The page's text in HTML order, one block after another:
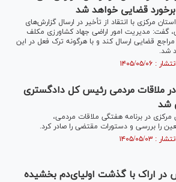
برخورد قضایی خواهد شد
مرکزی با انتقاد از تأخیر در ارسال گزارش‌های
گفت: مدیریت امور اراضی جهاد کشاورزی مکلف
قضایی ارسال کند و با هرگونه ترک فعل در این
شد.
در ملاقات مردمی رئیس کل دادگستری
شد
در برنامه هفتگی ملاقات مردمی،
را بررسی و دستورات مقتضی را صادر کرد.
اراک با گذشت اولیای‌دم بخشیده